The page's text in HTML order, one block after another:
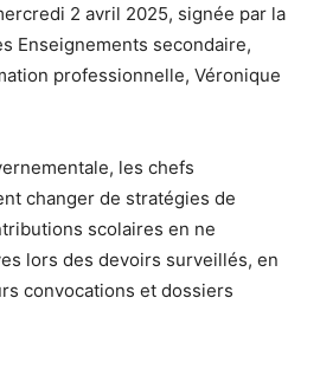
2 avril 2025, signée par la
Enseignements secondaire,
professionnelle, Véronique
les chefs
changer de stratégies de
scolaires en ne
lors des devoirs surveillés, en
convocations et dossiers